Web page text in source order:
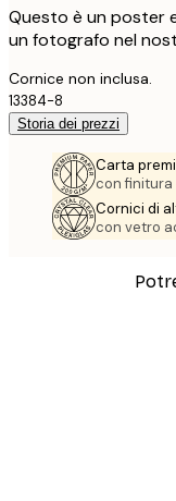
Questo è un poster
un fotografo nel
Cornice non inclusa.
13384-8
Storia dei prezzi
Carta
con finitura
Cornici di
con vetro